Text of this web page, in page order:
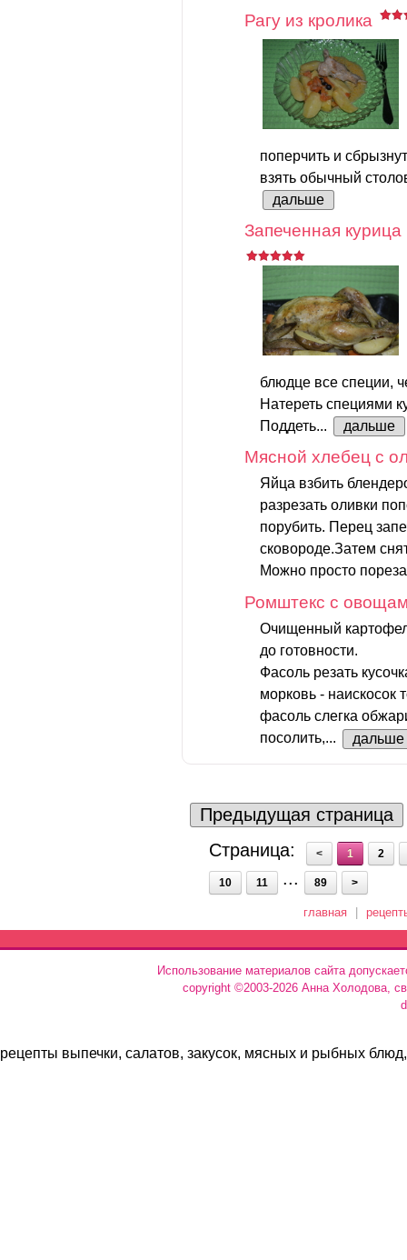
Рагу из кролика
поперчить и
взять обычный
дальше
Запеченная
блюдце все специи,
Натереть специями
Поддеть...
дальше
Мясной хлебец с
Яйца взбить
разрезать оливки
порубить. Перец
сковороде.Затем
Можно просто
Ромштекс с
Очищенный
до готовности.
Фасоль резать
морковь - наискосок
фасоль слегка
посолить,...
дальше
Предыдущая страница
Страница:
< 1 2
10 11 ... 89 >
главная
Использование материалов сайта
copyright ©2003-2026 Анна Холодова,
рецепты выпечки, салатов, закусок, мясных и рыбных